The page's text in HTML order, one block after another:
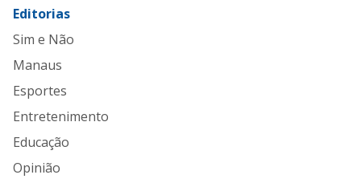
Editorias
Sim e Não
Manaus
Esportes
Entretenimento
Educação
Opinião